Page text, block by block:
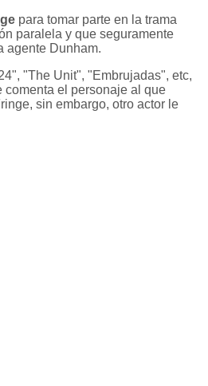
para tomar parte en la trama
paralela y que seguramente
agente Dunham.
"The Unit", "Embrujadas", etc,
comenta el personaje al que
sin embargo, otro actor le